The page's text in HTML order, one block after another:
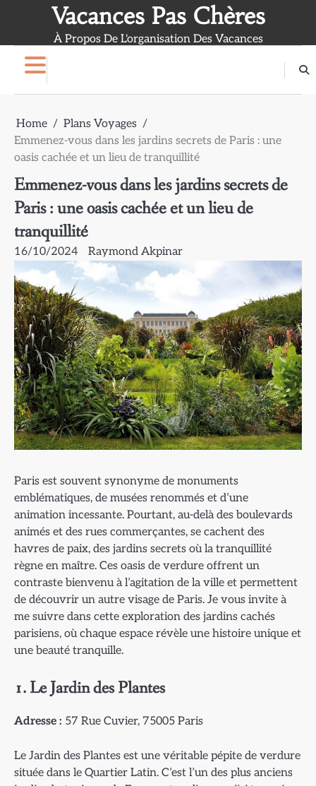
Vacances Pas Chères
À Propos De L'organisation Des Vacances
Home
Plans Voyages
Emmenez-vous dans les jardins secrets de Paris : une
oasis cachée et un lieu de tranquillité
Emmenez-vous dans les jardins secrets de
Paris : une oasis cachée et un lieu de
tranquillité
16/10/2024 Raymond Akpinar
Paris est souvent synonyme de monuments
emblématiques, de musées renommés et d’une
animation incessante. Pourtant, au-delà des boulevards
animés et des rues commerçantes, se cachent des
havres de paix, des jardins secrets où la tranquillité
règne en maître. Ces oasis de verdure offrent un
contraste bienvenu à l’agitation de la ville et permettent
de découvrir un autre visage de Paris. Je vous invite à
me suivre dans cette exploration des jardins cachés
parisiens, où chaque espace révèle une histoire unique et
une beauté tranquille.
1. Le Jardin des Plantes
Adresse : 57 Rue Cuvier, 75005 Paris
Le Jardin des Plantes est une véritable pépite de verdure
située dans le Quartier Latin. C’est l’un des plus anciens